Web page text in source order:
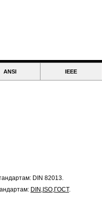
ANSI IEEE
DIN 82013.
DIN , ISO,ГОСТ.